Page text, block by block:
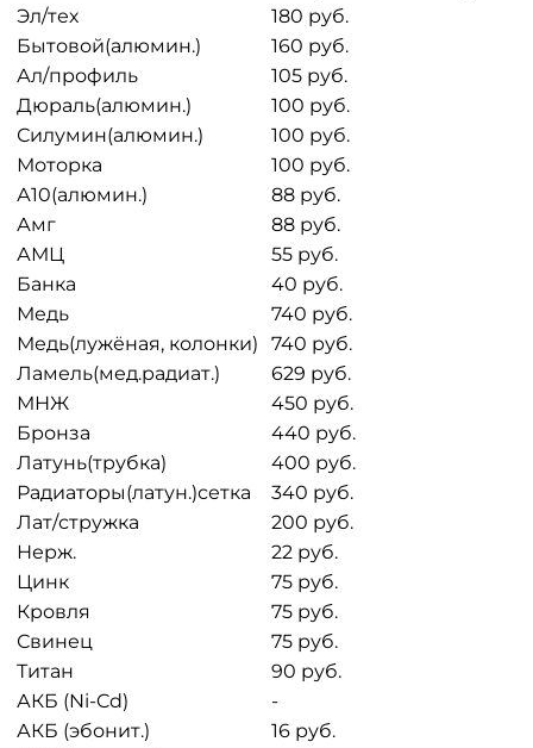
Эл/тех
180 руб.
Бытовой(алюмин.)
160 руб.
Ал/профиль
105 руб.
Дюраль(алюмин.)
100 руб.
Силумин(алюмин.)
100 руб.
Моторка
100 руб.
А10(алюмин.)
88 руб.
Амг
88 руб.
АМЦ
55 руб.
Банка
40 руб.
Медь
740 руб.
Медь(лужёная, колонки)
740 руб.
Ламель(мед.радиат.)
629 руб.
МНЖ
450 руб.
Бронза
440 руб.
Латунь(трубка)
400 руб.
Радиаторы(латун.)сетка
340 руб.
Лат/стружка
200 руб.
Нерж.
22 руб.
Цинк
75 руб.
Кровля
75 руб.
Свинец
75 руб.
Титан
90 руб.
АКБ (Ni-Cd)
-
АКБ (эбонит.)
16 руб.